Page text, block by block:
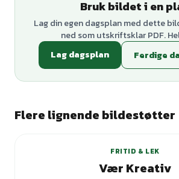
Bruk bildet i en
Lag din egen dagsplan med dette
ned som utskriftsklar PDF.
Lag dagsplan
Ferdige
Flere lignende bildestøtter
FRITID & LEK
Vær Kreativ